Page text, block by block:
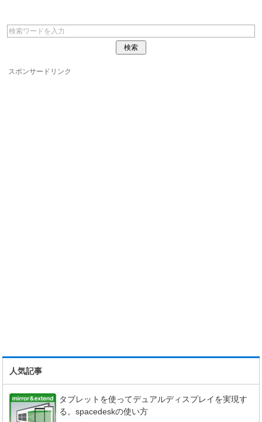
スポンサードリンク
人気記事
タブレットを使ってデュアルディスプレイを実現す
る。spacedeskの使い方